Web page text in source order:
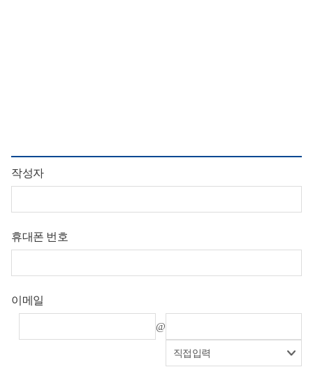
작성자
휴대폰 번호
이메일
@